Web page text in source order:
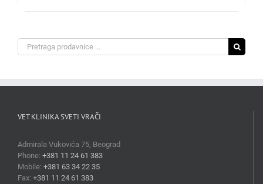
Search
for:
VET KLINIKA SVETI VRAČI
Admirala Vukovića 75, Beograd
Phone: +381 11 24 61 383
Mobile: +381 63 34 22 35
Fax: +381 11 24 61 383